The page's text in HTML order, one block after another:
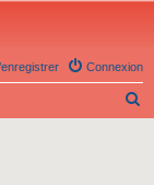
Connexion